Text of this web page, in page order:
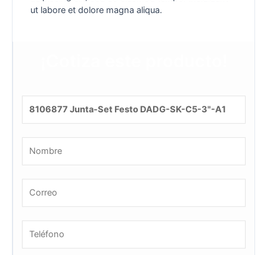
ut labore et dolore magna aliqua.